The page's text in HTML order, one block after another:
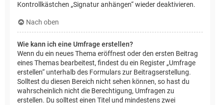
Kontrollkästchen „Signatur anhängen“ wieder deaktivieren.
Nach oben
Wie kann ich eine Umfrage erstellen?
Wenn du ein neues Thema eröffnest oder den ersten Beitrag
eines Themas bearbeitest, findest du ein Register „Umfrage
erstellen“ unterhalb des Formulars zur Beitragserstellung.
Solltest du diesen Bereich nicht sehen können, so hast du
wahrscheinlich nicht die Berechtigung, Umfragen zu
erstellen. Du solltest einen Titel und mindestens zwei